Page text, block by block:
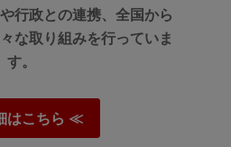
行政との連携、全国から
な取り組みを行っていま
す。
はこちら ≪